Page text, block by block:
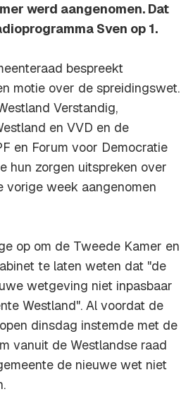
werd aangenomen. Dat
Sven op 1.
bespreekt
motie over de spreidingswet.
Verstandig,
en VVD en de
en Forum voor Democratie
hun zorgen uitspreken over
vorige week aangenomen
op om de Tweede Kamer en
te laten weten dat "de
wetgeving niet inpasbaar
Westland". Al voordat de
dinsdag instemde met de
vanuit de Westlandse raad
de nieuwe wet niet